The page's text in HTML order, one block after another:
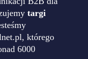
targi
którego
6000